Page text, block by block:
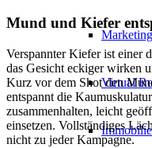
Virtual
Mund und Kiefer
Verspannter Kiefer ist einer
das Gesicht eckiger wirken
Kurz vor dem Shot den
entspannt die
zusammenhalten, leicht
einsetzen. Vollständiges
nicht zu jeder Kampagne.